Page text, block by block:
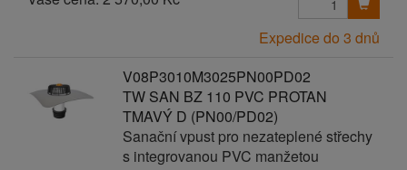
Expedice do 3 dnů
V08P3010M3025PN00PD02
TW SAN BZ 110 PVC PROTAN
TMAVÝ D (PN00/PD02)
Sanační vpust pro nezateplené střechy
s integrovanou PVC manžetou